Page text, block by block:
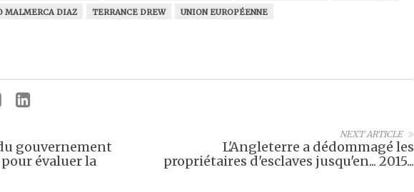
MALMERCA DIAZ TERRANCE DREW UNION EUROPÉENNE
NEXT ARTICLE
L'Angleterre a dédommagé les
propriétaires d'esclaves jusqu'en... 2015...
gouvernement
évaluer la